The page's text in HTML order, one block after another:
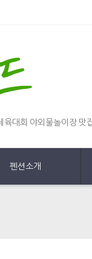
육대회 야외물놀이장 맛
펜션소개